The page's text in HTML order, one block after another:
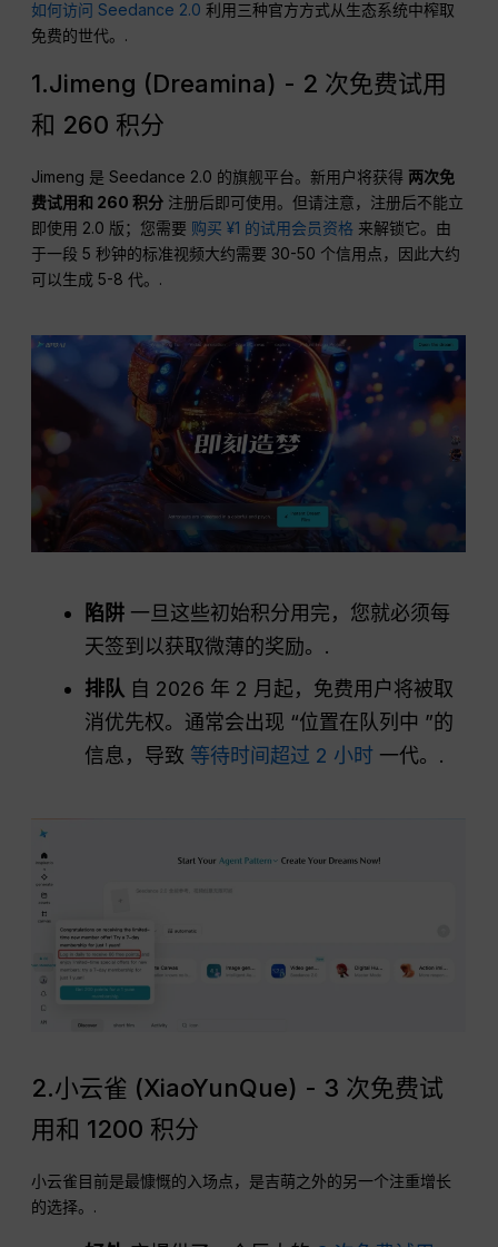
如何访问 Seedance 2.0 利用三种官方方式从生态系统中榨取
免费的世代。.
1.Jimeng (Dreamina) - 2 次免费试用
和 260 积分
Jimeng 是 Seedance 2.0 的旗舰平台。新用户将获得 两次免
费试用和 260 积分 注册后即可使用。但请注意，注册后不能立
即使用 2.0 版；您需要 购买 ¥1 的试用会员资格 来解锁它。由
于一段 5 秒钟的标准视频大约需要 30-50 个信用点，因此大约
可以生成 5-8 代。.
陷阱 一旦这些初始积分用完，您就必须每
天签到以获取微薄的奖励。.
排队 自 2026 年 2 月起，免费用户将被取
消优先权。通常会出现 “位置在队列中 ”的
信息，导致 等待时间超过 2 小时 一代。.
2.小云雀 (XiaoYunQue) - 3 次免费试
用和 1200 积分
小云雀目前是最慷慨的入场点，是吉萌之外的另一个注重增长
的选择。.